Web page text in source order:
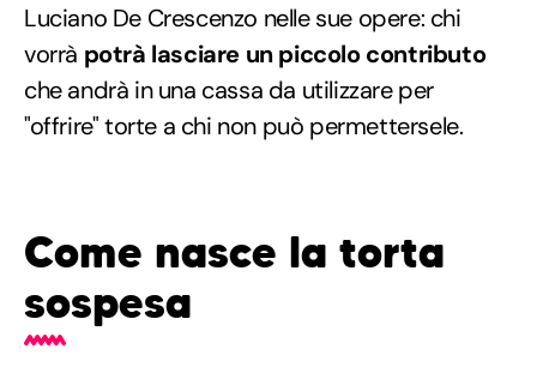
Luciano De Crescenzo nelle sue opere: chi
vorrà potrà lasciare un piccolo contributo
che andrà in una cassa da utilizzare per
"offrire" torte a chi non può permettersele.
Come nasce la torta
sospesa